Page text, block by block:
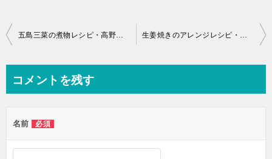
投
ビ
ー
シ
コメントを残す
名前 必須